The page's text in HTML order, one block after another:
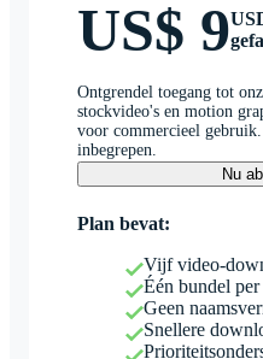
US$ 9
Ontgrendel toegang tot
stockvideo's en motion
voor commercieel
inbegrepen.
Nu
Plan bevat:
Vijf video-
Één bundel per
Geen
Snellere